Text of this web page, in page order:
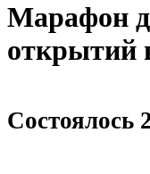
Марафон
открытий
Состоялось